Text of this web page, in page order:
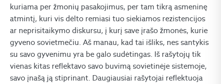
kuriama per žmonių pasakojimus, per tam tikrą asmeninę
atmintį, kuri vis dėlto remiasi tuo siekiamos rezistencijos
ar neprisitaikymo diskursu, į kurį save įrašo žmonės, kurie
gyveno sovietmečiu. Aš manau, kad tai išliks, nes santykis
su savo gyvenimu yra be galo sudėtingas. Iš rašytojų tik
vienas kitas reflektavo savo buvimą sovietinėje sistemoje,
savo įnašą ją stiprinant. Daugiausiai rašytojai reflektuoja